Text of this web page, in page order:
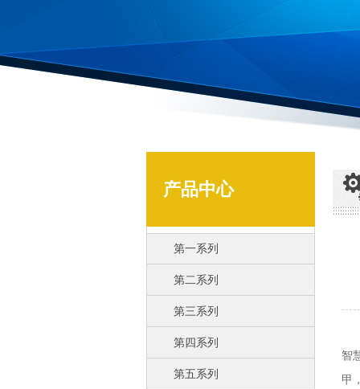
产品中心
第一系列
第二系列
第三系列
第四系列
第五系列
智
甲